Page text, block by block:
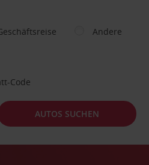
Andere
Code
AUTOS SUCHEN